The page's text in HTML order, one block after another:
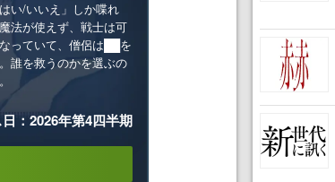
い/いいえ」しか喋れ
法が使えず、戦士は可
っていて、僧侶は██を
誰を救うのかを選ぶの
：2026年第4四半期